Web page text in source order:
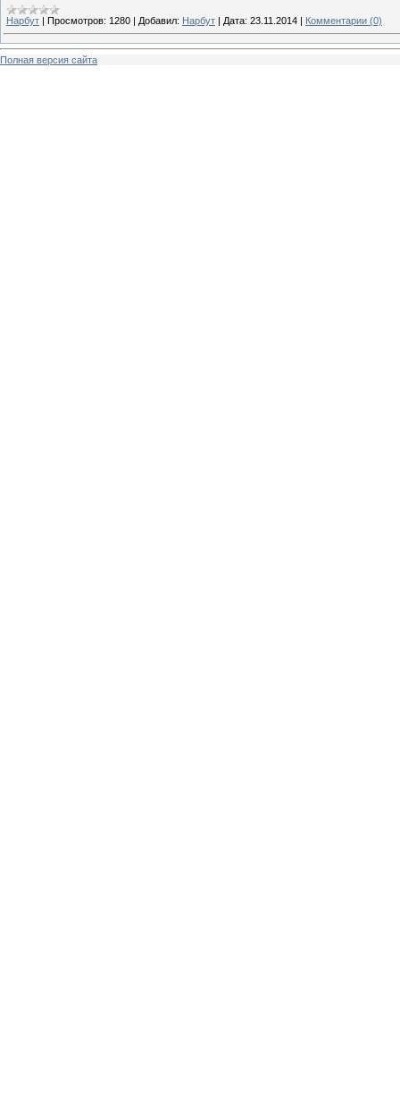
Нарбут | Просмотров: 1280 | Добавил: Нарбут | Дата: 23.11.2014 | Комментарии (0)
Полная версия сайта